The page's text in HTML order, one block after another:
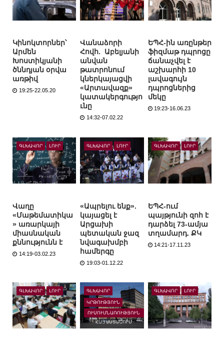
Կինոկտորներ՝
Արմեն
Խոստիկյանի
ծննդյան օրվա
առթիվ
19:25-22.05.20
Վանաձորի
Հովհ. Աբելյանի
անվան
թատրոնում
կներկայացվի
«Արտավազք»
կատակերգությո
ւնը
14:32-07.02.22
ԵՊՀ-ին առընթեր
ֆիզմաթ դպրոցը
ճանաչվել է
աշխարհի 10
լավագույն
դպրոցներից
մեկը
19:23-16.06.23
ԳԼԽԱՎՈՐ ԼՈՒՐ
Վաղը
«Մաթեմատիկա
» առարկայի
միասնական
քննությունն է
14:19-03.02.23
ԳԼԽԱՎՈՐ ԼՈՒՐ
«Ապրելու ենք».
կայացել է
Արցախի
պետական ջազ
նվագախմբի
համերգը
19:03-01.12.22
ԳԼԽԱՎՈՐ ԼՈՒՐ
ԵՊՀ-ում
պայթյունի զոհ է
դարձել 73-ամյա
տղամարդ. ՔԿ
14:21-17.11.23
ԳԼԽԱՎՈՐ ԼՈՒՐ ԳԼԽԱՎՈՐ
ԿՐԹՈՒԹՅՈՒՆ
ՈՒՍՈՒՄՆԱՌՈՒԹՅՈՒՆ
ՀԱՅԱՍՏԱՆՈՒՄ
ԳԼԽԱՎՈՐ ԼՈՒՐ